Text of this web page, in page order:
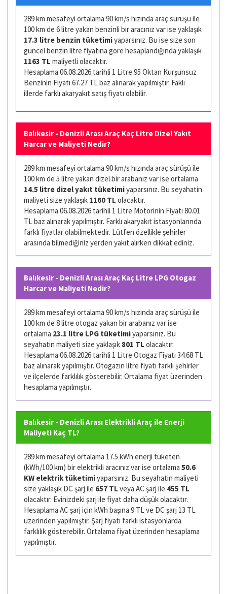
289 km mesafeyi ortalama 90 km/s hızında araç sürüşü ile
100 km de 6 litre yakan benzinli bir aracınız var ise yaklaşık
17.3 litre benzin tüketimiyaparsınız. Bu ise size son
güncel benzin litre fiyatına göre hesaplandığında yaklaşık
1163 TL maliyetli olacaktır.
Hesaplama 06.08.2026 tarihli 1 Litre 95 Oktan Kurşunsuz
Benzinin Fiyatı 67.27 TL baz alınarak yapılmıştır. Faklı
illerde farklı akaryakıt satış fiyatı olabilir.
Balıkesir - Denizli Arası Araç Kaç Litre Dizel Yakıt
Harcar ve Maliyeti Nedir?
289 km mesafeyi ortalama 90 km/s hızında araç sürüşü ile
100 km de 5 litre yakan dizel bir arabanız var ise ortalama
14.5 litre dizel yakıt tüketimiyaparsınız. Bu seyahatin
maliyeti size yaklaşık 1160 TL olacaktır.
Hesaplama 06.08.2026 tarihli 1 Litre Motorinin Fiyatı 80.01
TL baz alınarak yapılmıştır. Farklı akaryakıt istasyonlarında
farklı fiyatlar olabilmektedir. Lütfen özellikle şehirler
arasında bilmediğiniz yerden yakıt alırken dikkat ediniz.
Balıkesir - Denizli Arası Araç Kaç Litre LPG Otogaz
Harcar ve Maliyeti Nedir?
289 km mesafeyi ortalama 90 km/s hızında araç sürüşü ile
100 km de 8 litre otogaz yakan bir arabanız var ise
ortalama 23.1 litre LPG tüketimiyaparsınız. Bu
seyahatin maliyeti size yaklaşık 801 TL olacaktır.
Hesaplama 06.08.2026 tarihli 1 Litre Otogaz Fiyatı 34.68 TL
baz alınarak yapılmıştır. Otogazın litre fiyatı farklı şehirler
ve ilçelerde farklılık gösterebilir. Ortalama fiyat üzerinden
hesaplama yapılmıştır.
Balıkesir - Denizli Arası Elektrikli Araç ile Enerji
Maliyeti Kaç TL?
289 km mesafeyi ortalama 17.5 kWh enerji tüketen
(kWh/100 km) bir elektrikli aracınız var ise ortalama 50.6
KW elektrik tüketimiyaparsınız. Bu seyahatin maliyeti
size yaklaşık DC şarj ile 657 TL veya AC şarj ile 455 TL
olacaktır. Evinizdeki şarj ile fiyat daha düşük olacaktır.
Hesaplama AC şarj için kWh başına 9 TL ve DC şarj 13 TL
üzerinden yapılmıştır. Şarj fiyatı farklı istasyonlarda
farklılık gösterebilir. Ortalama fiyat üzerinden hesaplama
yapılmıştır.